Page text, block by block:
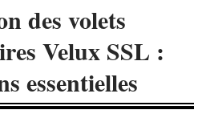
des volets
Velux SSL :
essentielles